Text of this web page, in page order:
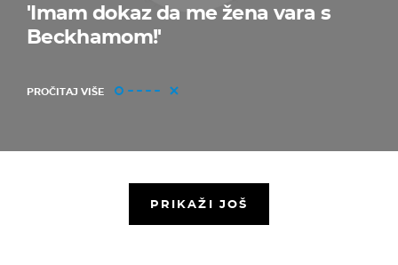
'Imam dokaz da me žena vara s
Beckhamom!'
PROČITAJ VIŠE
PRIKAŽI JOŠ